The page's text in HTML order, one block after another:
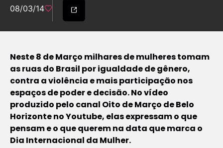
08/03/14
Neste 8 de Março milhares de mulheres tomam
as ruas do Brasil por igualdade de gênero,
contra a violência e mais participação nos
espaços de poder e decisão. No vídeo
produzido pelo canal Oito de Março de Belo
Horizonte no Youtube, elas expressam o que
pensam e o que querem na data que marca o
Dia Internacional da Mulher.